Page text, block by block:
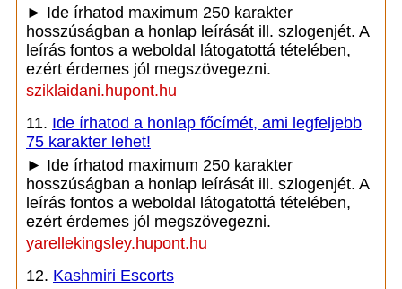
► Ide írhatod maximum 250 karakter
hosszúságban a honlap leírását ill. szlogenjét. A
leírás fontos a weboldal látogatottá tételében,
ezért érdemes jól megszövegezni.
sziklaidani.hupont.hu
11. Ide írhatod a honlap főcímét, ami legfeljebb
75 karakter lehet!
► Ide írhatod maximum 250 karakter
hosszúságban a honlap leírását ill. szlogenjét. A
leírás fontos a weboldal látogatottá tételében,
ezért érdemes jól megszövegezni.
yarellekingsley.hupont.hu
12. Kashmiri Escorts